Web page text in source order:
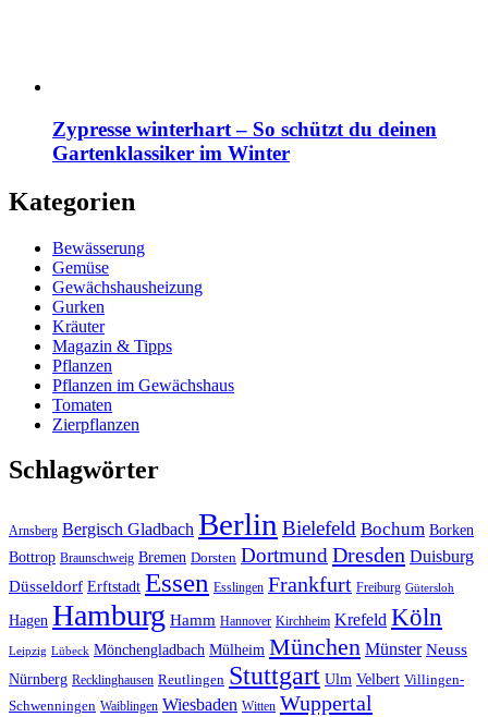
Zypresse winterhart – So schützt du deinen
Gartenklassiker im Winter
Kategorien
Bewässerung
Gemüse
Gewächshausheizung
Gurken
Kräuter
Magazin & Tipps
Pflanzen
Pflanzen im Gewächshaus
Tomaten
Zierpflanzen
Schlagwörter
Arnsberg Bergisch Gladbach Berlin Bielefeld Bochum Borken
Bottrop Braunschweig Bremen Dorsten DortmundDresden Duisburg
Düsseldorf Erftstadt Essen Esslingen Frankfurt Freiburg Gütersloh
Hagen Hamburg Hamm Hannover Kirchheim Krefeld Köln
Leipzig Lübeck Mönchengladbach Mülheim München Münster Neuss
Nürnberg Recklinghausen Reutlingen Stuttgart Ulm Velbert Villingen-
Schwenningen Waiblingen Wiesbaden Witten Wuppertal